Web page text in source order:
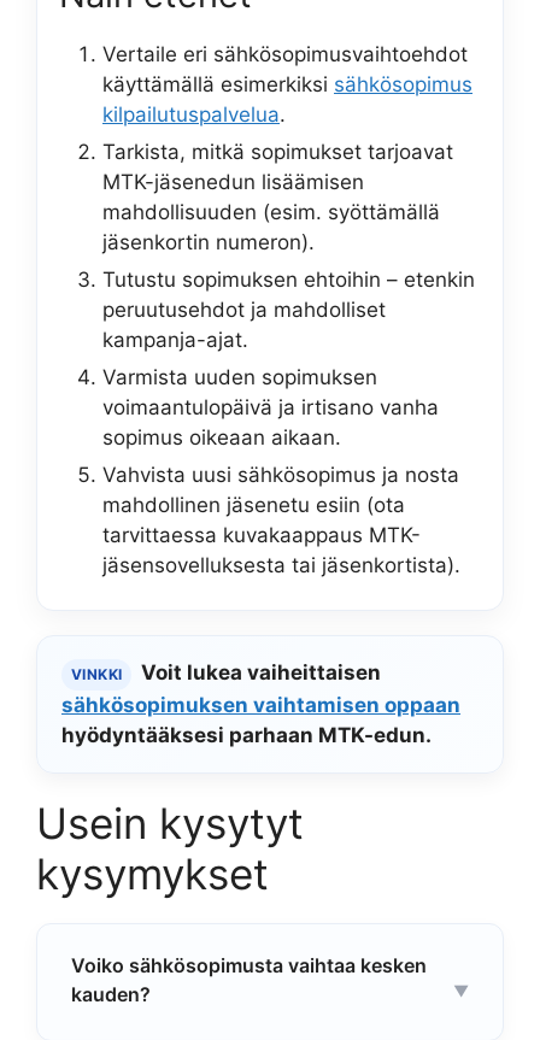
Vertaile eri sähkösopimusvaihtoehdot
käyttämällä esimerkiksi sähkösopimus
kilpailutuspalvelua.
Tarkista, mitkä sopimukset tarjoavat
MTK-jäsenedun lisäämisen
mahdollisuuden (esim. syöttämällä
jäsenkortin numeron).
Tutustu sopimuksen ehtoihin – etenkin
peruutusehdot ja mahdolliset
kampanja-ajat.
Varmista uuden sopimuksen
voimaantulopäivä ja irtisano vanha
sopimus oikeaan aikaan.
Vahvista uusi sähkösopimus ja nosta
mahdollinen jäsenetu esiin (ota
tarvittaessa kuvakaappaus MTK-
jäsensovelluksesta tai jäsenkortista).
VINKKI
Voit lukea vaiheittaisen
sähkösopimuksen vaihtamisen oppaan
hyödyntääksesi parhaan MTK-edun.
Usein kysytyt
kysymykset
Voiko sähkösopimusta vaihtaa kesken
kauden?